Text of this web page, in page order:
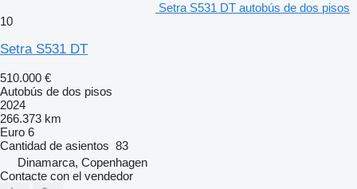
Setra S531 DT autobús de dos pisos
10
Setra S531 DT
510.000 €
Autobús de dos pisos
2024
266.373 km
Euro 6
Cantidad de asientos 83
Dinamarca, Copenhagen
Contacte con el vendedor